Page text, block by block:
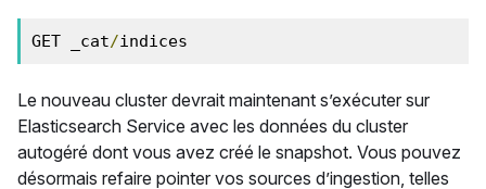
GET _cat/indices
Le nouveau cluster devrait maintenant s’exécuter sur
Elasticsearch Service avec les données du cluster
autogéré dont vous avez créé le snapshot. Vous pouvez
désormais refaire pointer vos sources d’ingestion, telles